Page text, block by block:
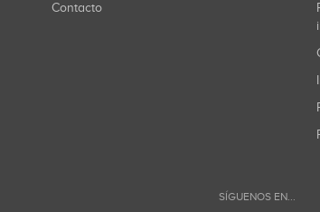
Contacto
Política
SÍGUENOS EN...